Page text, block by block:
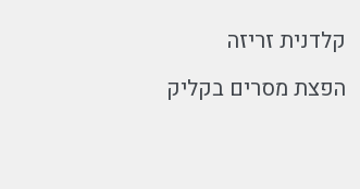
קלדנית זריזה
הפצת מסרים בקליק